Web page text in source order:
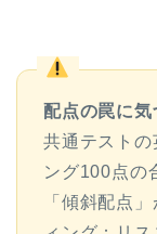
配点の罠に気
共通テスト
ング100点の
「傾斜配点